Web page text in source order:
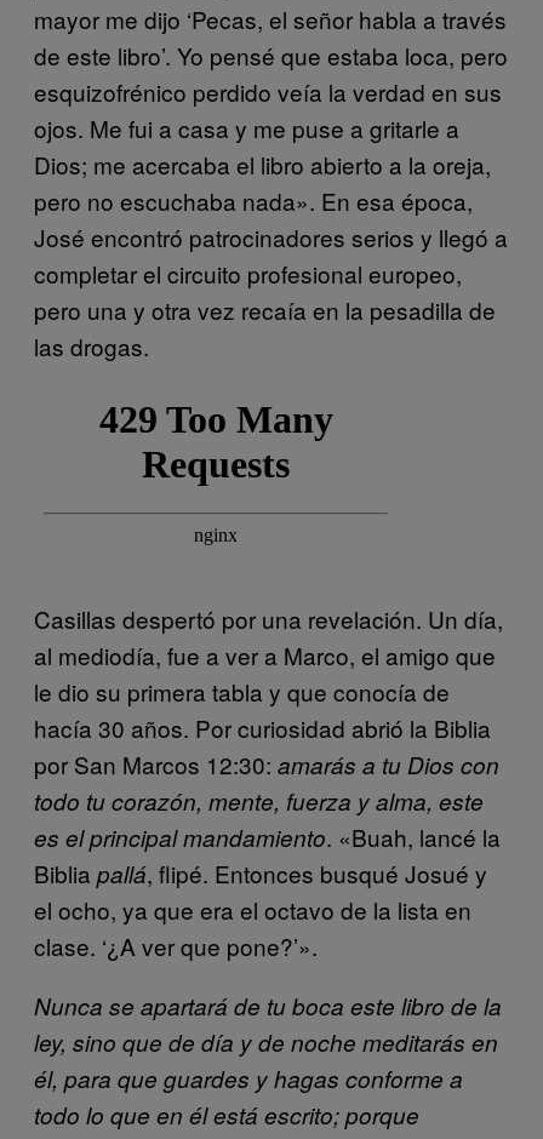
mayor me dijo ‘Pecas, el señor habla a través
de este libro’. Yo pensé que estaba loca, pero
esquizofrénico perdido veía la verdad en sus
ojos. Me fui a casa y me puse a gritarle a
Dios; me acercaba el libro abierto a la oreja,
pero no escuchaba nada». En esa época,
José encontró patrocinadores serios y llegó a
completar el circuito profesional europeo,
pero una y otra vez recaía en la pesadilla de
las drogas.
Casillas despertó por una revelación. Un día,
al mediodía, fue a ver a Marco, el amigo que
le dio su primera tabla y que conocía de
hacía 30 años. Por curiosidad abrió la Biblia
por San Marcos 12:30: amarás a tu Dios con
todo tu corazón, mente, fuerza y alma, este
es el principal mandamiento. «Buah, lancé la
Biblia pallá, flipé. Entonces busqué Josué y
el ocho, ya que era el octavo de la lista en
clase. ‘¿A ver que pone?’».
Nunca se apartará de tu boca este libro de la
ley, sino que de día y de noche meditarás en
él, para que guardes y hagas conforme a
todo lo que en él está escrito; porque